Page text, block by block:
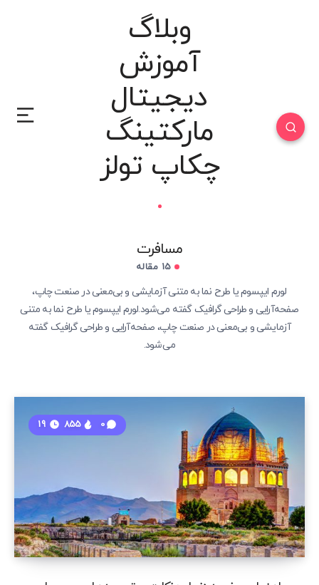
وبلاگ
آموزش
دیجیتال
مارکتینگ
چکاپ تولز
مسافرت
15 مقاله
لورم ایپسوم یا طرح‌ نما به متنی آزمایشی و بی‌معنی در صنعت چاپ،
صفحه‌آرایی و طراحی گرافیک گفته می‌شود.لورم ایپسوم یا طرح‌ نما به متنی
آزمایشی و بی‌معنی در صنعت چاپ، صفحه‌آرایی و طراحی گرافیک گفته
می‌شود.
0
855